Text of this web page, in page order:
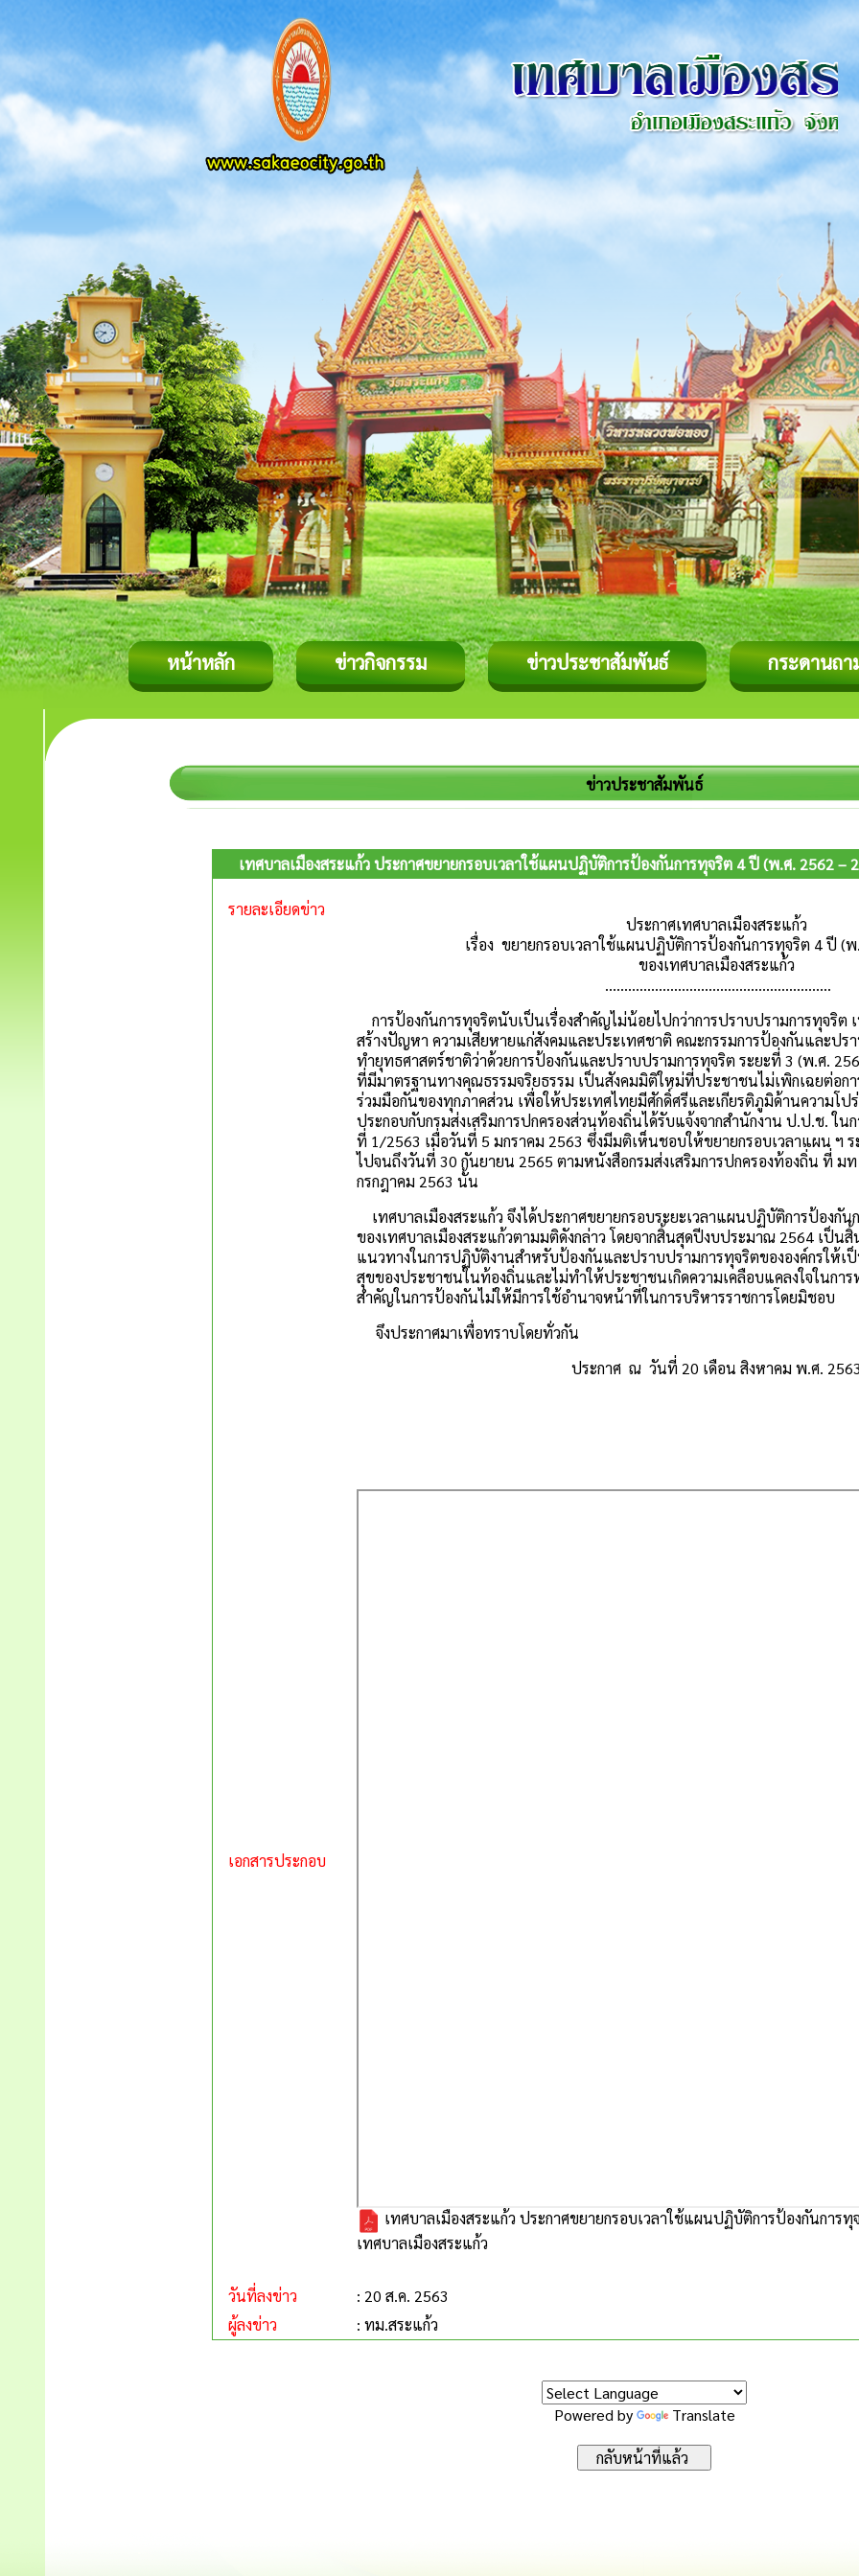
หน้าหลัก ข่าวกิจกรรม ข่าวประชาสัมพันธ์ กระดานถ
ข่าวประชาสัมพันธ์
เทศบาลเมืองสระแก้ว ประกาศขยายกรอบเวลาใช้แผนปฏิบัติการป้องกันการทุจริต 4 ปี (พ.ศ. 2562 –
รายละเอียดข่าว
ประกาศเทศบาลเมืองสระแก้ว
เรื่อง ขยายกรอบเวลาใช้แผนปฏิบัติการป้องกันการทุจริต 4 ปี (
ของเทศบาลเมืองสระแก้ว
...........................................................
การป้องกันการทุจริตนับเป็นเรื่องสำคัญไม่น้อยไปกว่าการปราบปรามการทุจริต
สร้างปัญหา ความเสียหายแก่สังคมและประเทศชาติ คณะกรรมการป้องกันและปร
ทำยุทธศาสตร์ชาติว่าด้วยการป้องกันและปราบปรามการทุจริต ระยะที่ 3 (พ.ศ.
ที่มีมาตรฐานทางคุณธรรมจริยธรรม เป็นสังคมมิติใหม่ที่ประชาชนไม่เพิกเฉยต่อก
ร่วมมือกันของทุกภาคส่วน เพื่อให้ประเทศไทยมีศักดิ์ศรีและเกียรติภูมิด้านความโป
ประกอบกับกรมส่งเสริมการปกครองส่วนท้องถิ่นได้รับแจ้งจากสำนักงาน ป.ป.ช. ใ
ที่ 1/2563 เมื่อวันที่ 5 มกราคม 2563 ซึ่งมีมติเห็นชอบให้ขยายกรอบเวลาแผน ฯ
ไปจนถึงวันที่ 30 กันยายน 2565 ตามหนังสือกรมส่งเสริมการปกครองท้องถิ่น ที่ ม
กรกฎาคม 2563 นั้น
เทศบาลเมืองสระแก้ว จึงได้ประกาศขยายกรอบระยะเวลาแผนปฏิบัติการป้องกั
ของเทศบาลเมืองสระแก้วตามมติดังกล่าว โดยจากสิ้นสุดปีงบประมาณ 2564 เป็
แนวทางในการปฏิบัติงานสำหรับป้องกันและปราบปรามการทุจริตขององค์กรให้เ
สุขของประชาชนในท้องถิ่นและไม่ทำให้ประชาชนเกิดความเคลือบแคลงใจในการ
สำคัญในการป้องกันไม่ให้มีการใช้อำนาจหน้าที่ในการบริหารราชการโดยมิชอบ
จึงประกาศมาเพื่อทราบโดยทั่วกัน
ประกาศ ณ วันที่ 20 เดือน สิงหาคม พ.ศ.
เอกสารประกอบ
เทศบาลเมืองสระแก้ว ประกาศขยายกรอบเวลาใช้แผนปฏิบัติการป้องกันการ
เทศบาลเมืองสระแก้ว
วันที่ลงข่าว
: 20 ส.ค. 2563
ผู้ลงข่าว
: ทม.สระแก้ว
Powered by Translate